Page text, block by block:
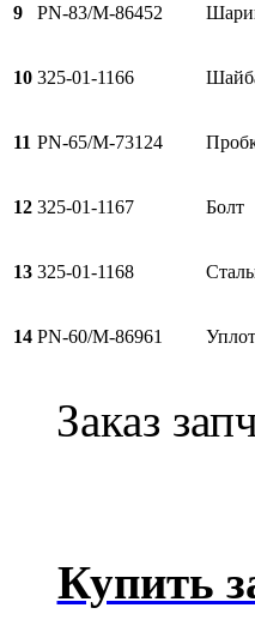
9 PN-83/M-86452
10 325-01-1166
11 PN-65/M-73124
12 325-01-1167 Болт
13 325-01-1168
14 PN-60/M-86961
Заказ
Купить